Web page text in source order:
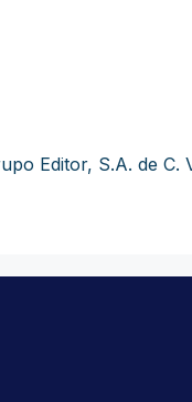
Editor, S.A. de C.